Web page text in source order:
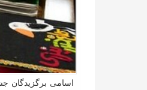
اسامی برگزیدگان